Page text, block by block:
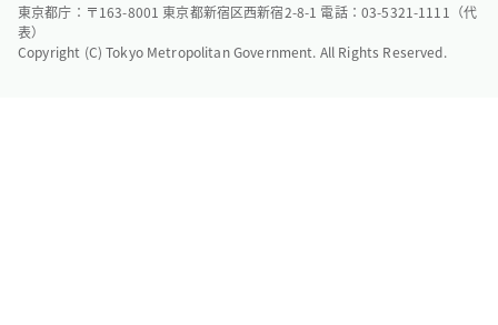
東京都庁：〒163-8001 東京都新宿区西新宿2-8-1 電話：03-5321-1111（代
表）
Copyright (C) Tokyo Metropolitan Government. All Rights Reserved.